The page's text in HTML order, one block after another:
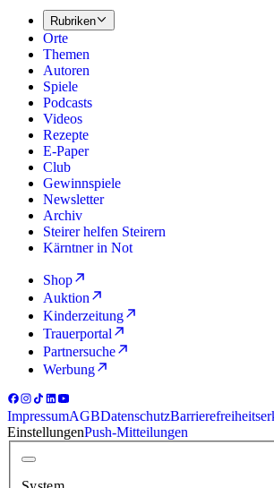
Rubriken
Orte
Themen
Autoren
Spiele
Podcasts
Videos
Rezepte
E-Paper
Club
Gewinnspiele
Newsletter
Archiv
Steirer helfen Steirern
Kärntner in Not
Shop
Auktion
Kinderzeitung
Trauerportal
Partnersuche
Werbung
ImpressumAGBDatenschutz
EinstellungenPush-Mitteilungen